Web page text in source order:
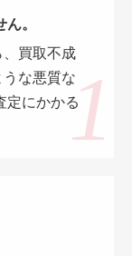
。
、買取不成
な悪質な
定にかかる